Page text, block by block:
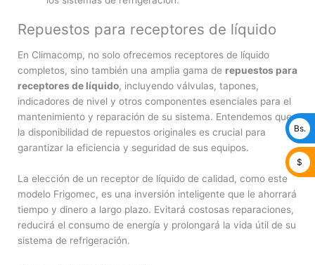
Repuestos para receptores de líquido
En Climacomp, no solo ofrecemos receptores de líquido
completos, sino también una amplia gama de repuestos para
receptores de líquido, incluyendo válvulas, tapones,
indicadores de nivel y otros componentes esenciales para el
mantenimiento y reparación de su sistema. Entendemos que
la disponibilidad de repuestos originales es crucial para
garantizar la eficiencia y seguridad de sus equipos.
La elección de un receptor de líquido de calidad, como este
modelo Frigomec, es una inversión inteligente que le ahorrará
tiempo y dinero a largo plazo. Evitará costosas reparaciones,
reducirá el consumo de energía y prolongará la vida útil de su
sistema de refrigeración.
Bs.
$